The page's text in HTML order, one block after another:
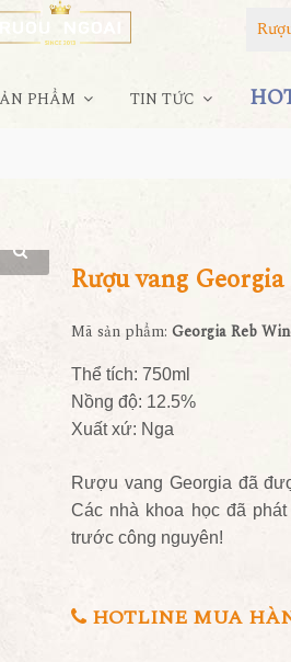
PHẨM TIN TỨC
Rượu vang
Mã sản phẩm: Georgia Reb
Thể tích: 750ml
Nồng độ: 12.5%
Xuất xứ: Nga
Rượu vang Georgia đã
Các nhà khoa học đã
trước công nguyên!
HOTLINE MUA